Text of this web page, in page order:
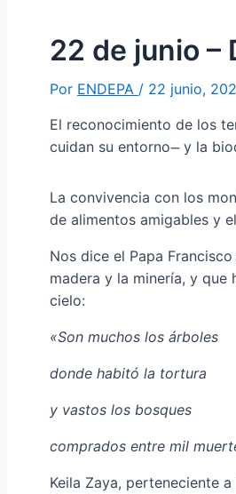
22 de junio –
Por ENDEPA / 22 junio,
El reconocimiento de los
cuidan su entorno ̶ y la
La convivencia con los
de alimentos amigables y
Nos dice el Papa
madera y la minería, y
cielo:
«Son muchos los árboles
donde habitó la tortura
y vastos los bosques
comprados entre mil
Keila Zaya, perteneciente